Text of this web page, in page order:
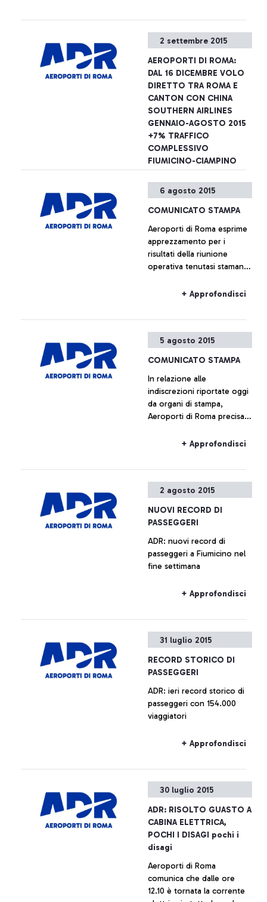
regolamenti europei e del
2 settembre 2015
AEROPORTI DI ROMA:
DAL 16 DICEMBRE VOLO
DIRETTO TRA ROMA E
CANTON CON CHINA
SOUTHERN AIRLINES
GENNAIO-AGOSTO 2015
+7% TRAFFICO
COMPLESSIVO
FIUMICINO-CIAMPINO
- insieme a China Southern
nuovo collegamento tra
l’aeroporto Leonardo Da
Vinci e le città di Canton e
Wuhan.
+ Approfondisci
6 agosto 2015
COMUNICATO STAMPA
Aeroporti di Roma esprime
apprezzamento per i
risultati della riunione
operativa tenutasi stamane
dell’Enac, alla quale erano
Alitalia e Enav.
+ Approfondisci
5 agosto 2015
COMUNICATO STAMPA
In relazione alle
indiscrezioni riportate oggi
da organi di stampa,
Aeroporti di Roma precisa
di alcun piano immobiliare
all’interno del sedime
+ Approfondisci
2 agosto 2015
NUOVI RECORD DI
PASSEGGERI
ADR: nuovi record di
passeggeri a Fiumicino nel
fine settimana
+ Approfondisci
31 luglio 2015
RECORD STORICO DI
PASSEGGERI
ADR: ieri record storico di
passeggeri con 154.000
viaggiatori
+ Approfondisci
30 luglio 2015
ADR: RISOLTO GUASTO A
CABINA ELETTRICA,
POCHI I DISAGI pochi i
disagi
Aeroporti di Roma
comunica che dalle ore
12.10 è tornata la corrente